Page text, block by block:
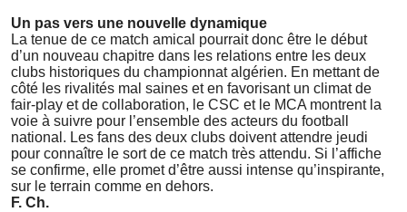
Un pas vers une nouvelle dynamique
La tenue de ce match amical pourrait donc être le début
d’un nouveau chapitre dans les relations entre les deux
clubs historiques du championnat algérien. En mettant de
côté les rivalités mal saines et en favorisant un climat de
fair-play et de collaboration, le CSC et le MCA montrent la
voie à suivre pour l’ensemble des acteurs du football
national. Les fans des deux clubs doivent attendre jeudi
pour connaître le sort de ce match très attendu. Si l’affiche
se confirme, elle promet d’être aussi intense qu’inspirante,
sur le terrain comme en dehors.
F. Ch.